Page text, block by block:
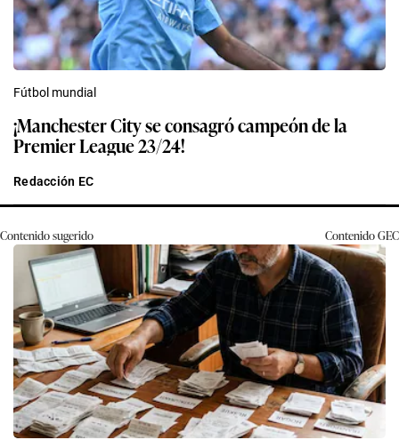
Fútbol mundial
¡Manchester City se consagró campeón de la
Premier League 23/24!
Redacción EC
Contenido sugerido ContenidoGEC